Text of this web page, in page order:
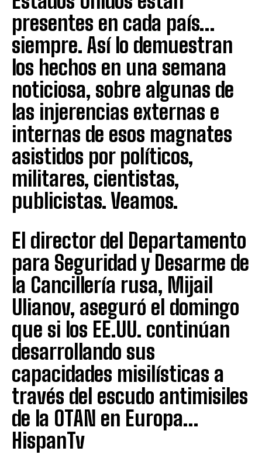
presentes en cada país…
siempre. Así lo demuestran
los hechos en una semana
noticiosa, sobre algunas de
las injerencias externas e
internas de esos magnates
asistidos por políticos,
militares, cientistas,
publicistas. Veamos.
El director del Departamento
para Seguridad y Desarme de
la Cancillería rusa, Mijail
Ulianov, aseguró el domingo
que si los EE.UU. continúan
desarrollando sus
capacidades misilísticas a
través del escudo antimisiles
de la OTAN en Europa…
HispanTv